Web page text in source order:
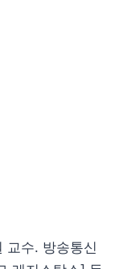
교수. 방송통신